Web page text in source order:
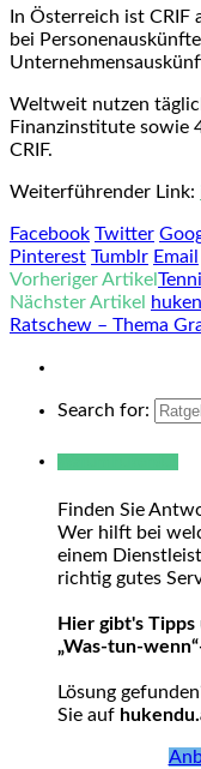
In Österreich ist
bei
Weltweit nutzen
Finanzinstitute sowie
CRIF.
Weiterführender Link:
Facebook Twitter
Pinterest Tumblr Email
Vorheriger Artikel
Nächster Artikel
Ratschew – Thema
Search for:
Finden Sie
Wer hilft bei
einem
richtig gutes
Hier gibt's
„Was-tun-
Lösung
Sie auf